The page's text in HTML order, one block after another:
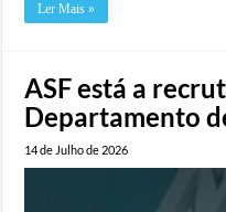
Ler Mais »
ASF está a
Departamento
14 de Julho de 2026